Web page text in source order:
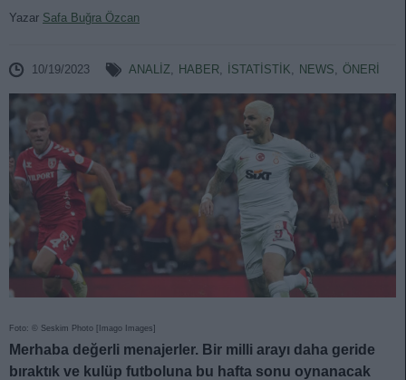
Yazar Safa Buğra Özcan
10/19/2023 ANALIZ, HABER, İSTATİSTİK, NEWS, ÖNERİ
Foto: © Seskim Photo [Imago Images]
Merhaba değerli menajerler. Bir milli arayı daha geride
bıraktık ve kulüp futboluna bu hafta sonu oynanacak